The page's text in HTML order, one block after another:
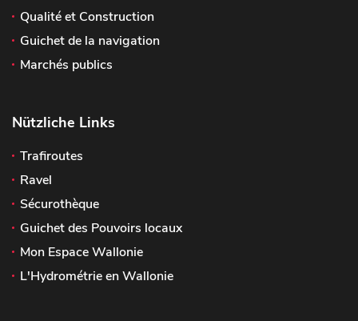
Qualité et Construction
Guichet de la navigation
Marchés publics
Nützliche Links
Trafiroutes
Ravel
Sécurothèque
Guichet des Pouvoirs locaux
Mon Espace Wallonie
L'Hydrométrie en Wallonie